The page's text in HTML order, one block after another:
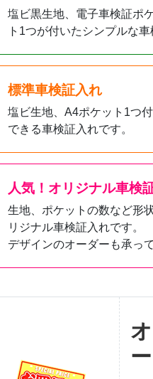
塩ビ黒生地、電子車検証ポ
ト1つが付いたシンプルな車
標準車検証入れ
塩ビ生地、A4ポケット1つ
できる車検証入れです。
人気！オリジナル車検
生地、ポケットの数など形
リジナル車検証入れです。
デザインのオーダーも承っ
ー